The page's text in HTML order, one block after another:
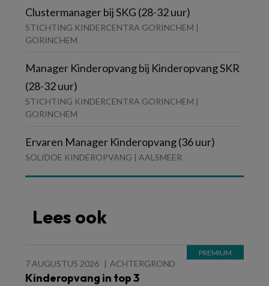
Clustermanager bij SKG (28-32 uur)
STICHTING KINDERCENTRA GORINCHEM |
GORINCHEM
Manager Kinderopvang bij Kinderopvang SKR
(28-32 uur)
STICHTING KINDERCENTRA GORINCHEM |
GORINCHEM
Ervaren Manager Kinderopvang (36 uur)
SOLIDOE KINDEROPVANG | AALSMEER
Lees ook
7 AUGUSTUS 2026 ACHTERGROND
Kinderopvang in top 3